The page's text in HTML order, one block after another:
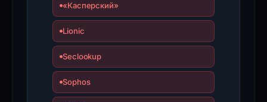
«Касперский»
Lionic
Seclookup
Sophos